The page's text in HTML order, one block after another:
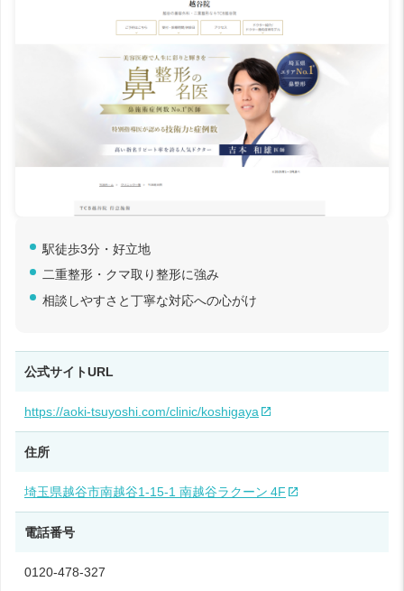
駅徒歩3分・好立地
二重整形・クマ取り整形に強み
相談しやすさと丁寧な対応への心がけ
公式サイトURL
https://aoki-tsuyoshi.com/clinic/koshigaya
住所
埼玉県越谷市南越谷1‑15‑1 南越谷ラクーン 4F
電話番号
0120‑478‑327